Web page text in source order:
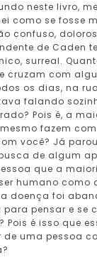
neste livro,
como se fosse
confuso,
de Caden
surreal.
cruzam com
os dias, na
falando
Pois é, a
fazem
você? Já
de algum
que a
humano como
doença foi
pensar e se
Pois é isso que
uma pessoa